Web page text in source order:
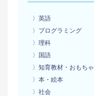
〉英語
〉プログラミング
〉理科
〉国語
〉知育教材・おもちゃ
〉本・絵本
〉社会